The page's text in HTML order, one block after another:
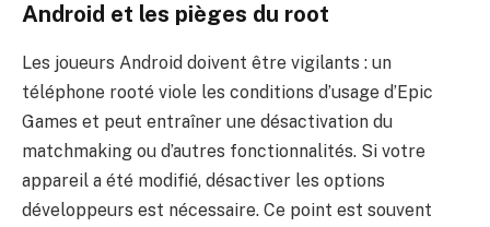
Android et les pièges du root
Les joueurs Android doivent être vigilants : un
téléphone rooté viole les conditions d’usage d’Epic
Games et peut entraîner une désactivation du
matchmaking ou d’autres fonctionnalités. Si votre
appareil a été modifié, désactiver les options
développeurs est nécessaire. Ce point est souvent